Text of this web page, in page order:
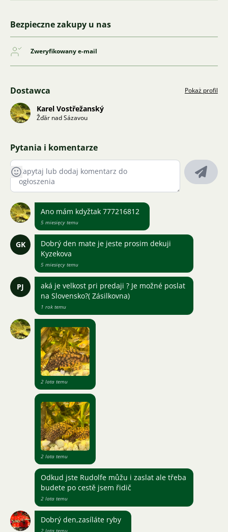
Bezpieczne zakupy u nas
Zweryfikowany e-mail
Dostawca Pokaż profil
Karel Vostřežanský
Žďár nad Sázavou
Pytania i komentarze
Ano mám kdyžtak 777216812
5 miesięcy temu
GK
Dobrý den mate je jeste prosim dekuji
Kyzekova
5 miesięcy temu
PJ
aká je velkost pri predaji ? Je možné poslat
na Slovensko?( Zásilkovna)
1 rok temu
2 lata temu
2 lata temu
Odkud jste Rudolfe můžu i zaslat ale třeba
budete po cestě jsem řidič
2 lata temu
Dobrý den,zasíláte ryby
2 lata temu